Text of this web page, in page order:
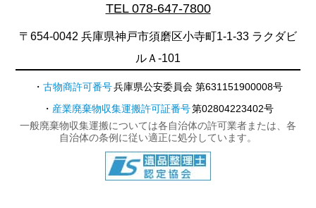
TEL 078-647-7800
〒654-0042 兵庫県神戸市須磨区小寺町1-1-33 ラクダビ
ルＡ-101
古物商許可番号兵庫県公安委員会 第631151900008号
産業廃棄物収集運搬許可証番号第02804223402号
一般廃棄物収集運搬については各自治体の許可業者または、各
自治体の条例に従い適正に処分しています。